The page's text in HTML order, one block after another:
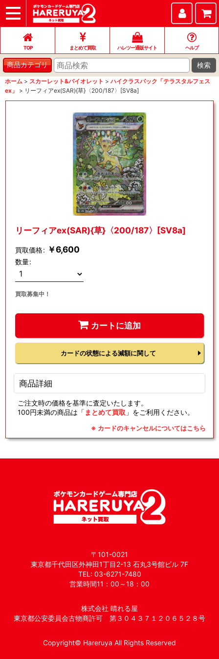
TOP
まとめて買取
ハレツー通販サイト
ヘルプ
お問い合わせ
TOP まとめて買取 ハレツー通販サイト ヘルプ
商品カテゴリ 検索
ホーム > スカーレット&バイオレット > ハイクラスパック「テラスタルフェス
ex」
> リーフィアex(SAR){草}〈200/187〉[SV8a]
リーフィアex(SAR){草}〈200/187〉[SV8a]
買取価格: ￥6,600
数量:
買取募集中！
カートに追加
カードの状態による減額に関して
商品詳細
ご注文時の価格を基準に査定いたします。
100円未満の商品は「 まとめて買取 」をご利用ください。
※ カードのキャンセルについてはこちら
〒101-0021
東京都千代田区外神田1丁目2-13 石丸3号館ビル 7F
TEL: 03-6271-7480
営業時間11：00～18：00
株式会社 晴れる屋
東京都公安委員会古物商許可 第３０４３７１２０６５２８号
Copyright© Hareruya All Rights Reserved